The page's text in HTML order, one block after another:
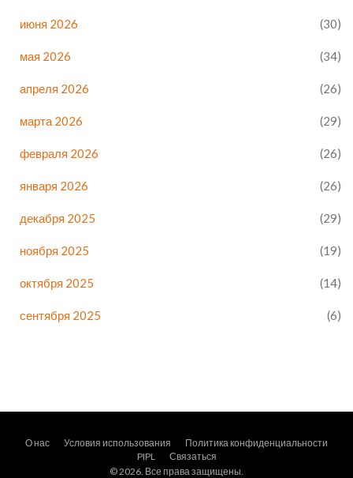
июня 2026 (30)
мая 2026 (34)
апреля 2026 (26)
марта 2026 (29)
февраля 2026 (26)
января 2026 (26)
декабря 2025 (29)
ноября 2025 (19)
октября 2025 (14)
сентября 2025 (6)
О нас Условия использования
Политика конфиденциальности
PIPL
Связаться
© 2026. Все права защищены.